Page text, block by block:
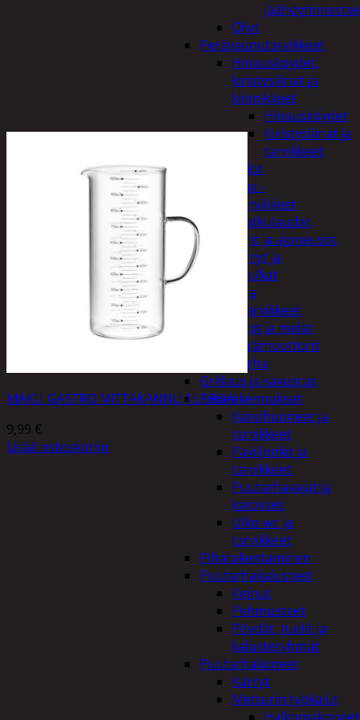
Öljyt
Perävaunutarvikkeet
Hinausköydet,
kiristysliinat ja
kiinnikkeet
Hinausköydet
Kiristysliinat ja
tarvikkeet
Valot
Rengas ja -
vannetarvikkeet
Sähköpotkulaudat,
skootterit ja ajoneuvot
Tukkikärryt ja
juontopulkat
Veneet ja
veneilytarvikkeet
Airot ja melat
Perämoottorit
Piha ja puutarha
Grillaus ja savustus
Piharakennukset
Kasvihuoneet ja
tarvikkeet
Paviljonkit ja
tarvikkeet
Puutarhavajat ja
katokset
Ulko-wc ja
tarvikkeet
Piharakentaminen
Puutarhakalusteet
Keinut
Pehmusteet
Pöydät, tuolit ja
kalusteryhmät
Puutarhakoneet
Kärryt
Metsurin työkalut
MAKU GASTRO MITTAKANNU 1L LASIA
9,99 €
Lisää ostoskoriin